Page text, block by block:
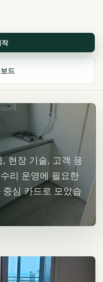
드
현장 기술, 고객 응
리 운영에 필요한
중심 카드로 모았습